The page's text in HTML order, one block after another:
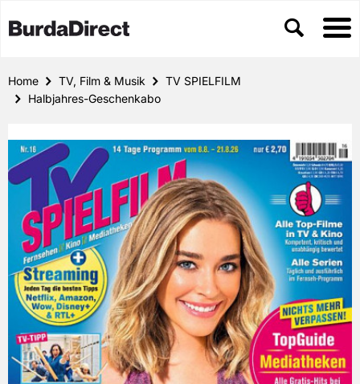
Home TV, Film & Musik
TV SPIELFILM
Halbjahres-Geschenkabo